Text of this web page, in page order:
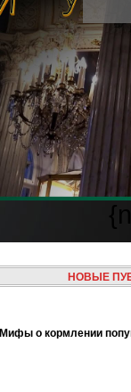
НОВЫЕ
Мифы о кормлении